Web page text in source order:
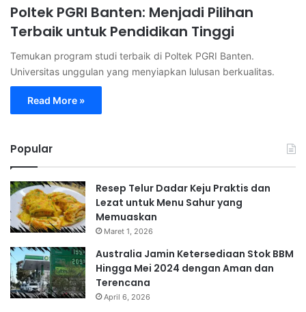
Poltek PGRI Banten: Menjadi Pilihan
Terbaik untuk Pendidikan Tinggi
Temukan program studi terbaik di Poltek PGRI Banten.
Universitas unggulan yang menyiapkan lulusan berkualitas.
Read More »
Popular
Resep Telur Dadar Keju Praktis dan
Lezat untuk Menu Sahur yang
Memuaskan
Maret 1, 2026
Australia Jamin Ketersediaan Stok BBM
Hingga Mei 2024 dengan Aman dan
Terencana
April 6, 2026